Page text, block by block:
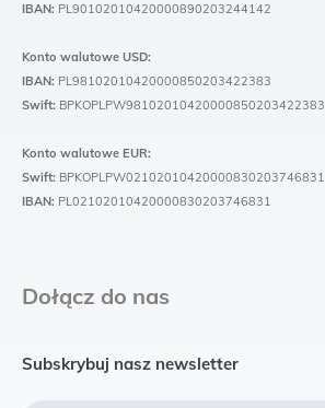
IBAN: PL90102010420000890203244142
Konto walutowe USD:
IBAN: PL98102010420000850203422383
Swift: BPKOPLPW98102010420000850203422383
Konto walutowe EUR:
Swift: BPKOPLPW02102010420000830203746831
IBAN: PL02102010420000830203746831
Dołącz do nas
Subskrybuj nasz newsletter